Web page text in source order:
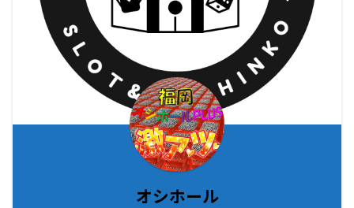
オシホール